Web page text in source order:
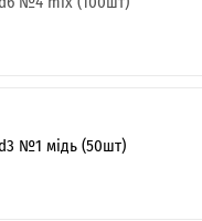
№1 мідь (50шт)